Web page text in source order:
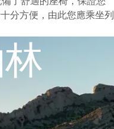
分方便，由此您應乘坐列